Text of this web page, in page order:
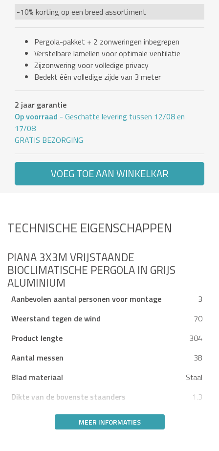
-10% korting op een breed assortiment
Pergola-pakket + 2 zonweringen inbegrepen
Verstelbare lamellen voor optimale ventilatie
Zijzonwering voor volledige privacy
Bedekt één volledige zijde van 3 meter
2 jaar garantie
Op voorraad - Geschatte levering tussen 12/08 en
17/08
GRATIS BEZORGING
VOEG TOE AAN WINKELKAR
TECHNISCHE EIGENSCHAPPEN
PIANA 3X3M VRIJSTAANDE
BIOCLIMATISCHE PERGOLA IN GRIJS
ALUMINIUM
Aanbevolen aantal personen voor montage
3
Weerstand tegen de wind
70
Product lengte
304
Aantal messen
38
Blad materiaal
Staal
Dikte van de bovenste staanders
1.3
MEER INFORMATIES